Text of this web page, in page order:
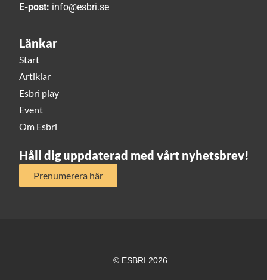
E-post: info@esbri.se
Länkar
Start
Artiklar
Esbri play
Event
Om Esbri
Håll dig uppdaterad med vårt nyhetsbrev!
Prenumerera här
© ESBRI 2026